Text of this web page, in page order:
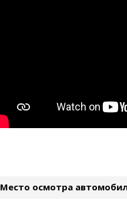
Место осмотра